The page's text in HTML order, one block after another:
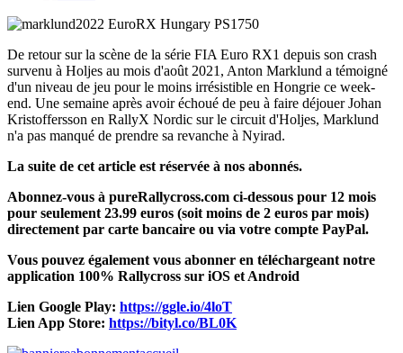
De retour sur la scène de la série FIA Euro RX1 depuis son crash
survenu à Holjes au mois d'août 2021, Anton Marklund a témoigné
d'un niveau de jeu pour le moins irrésistible en Hongrie ce week-
end. Une semaine après avoir échoué de peu à faire déjouer Johan
Kristoffersson en RallyX Nordic sur le circuit d'Holjes, Marklund
n'a pas manqué de prendre sa revanche à Nyirad.
La suite de cet article est réservée à nos abonnés.
Abonnez-vous à pureRallycross.com ci-dessous pour 12 mois
pour seulement 23.99 euros (soit moins de 2 euros par mois)
directement par carte bancaire ou via votre compte PayPal.
Vous pouvez également vous abonner en téléchargeant notre
application 100% Rallycross sur iOS et Android
Lien Google Play: https://ggle.io/4loT
Lien App Store: https://bityl.co/BL0K